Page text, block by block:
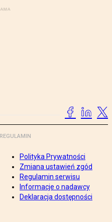
REGULAMIN
Polityka Prywatności
Zmiana ustawień zgód
Regulamin serwisu
Informacje o nadawcy
Deklaracja dostępności